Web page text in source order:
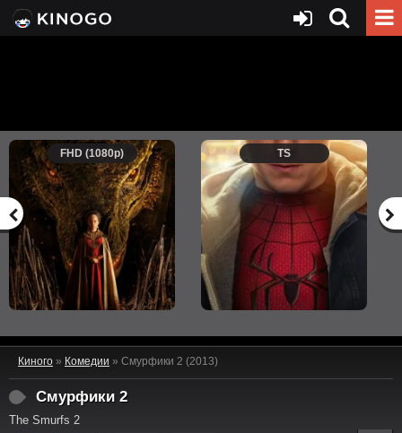
FHD (1080p) TS
Киного » Комедии » Смурфики 2 (2013)
Смурфики 2
The Smurfs 2